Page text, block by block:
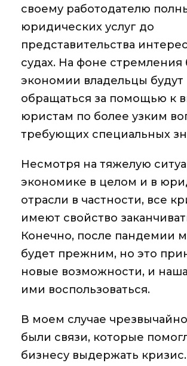
своему работодателю
юридических услуг до
представительства
судах. На фоне стремления
экономии владельцы будут
обращаться за помощью к
юристам по более узким
требующих специальных
Несмотря на тяжелую
экономике в целом и в
отрасли в частности, все
имеют свойство
Конечно, после пандемии
будет прежним, но это
новые возможности, и наша
ими воспользоваться.
В моем случае
были связи, которые
бизнесу выдержать